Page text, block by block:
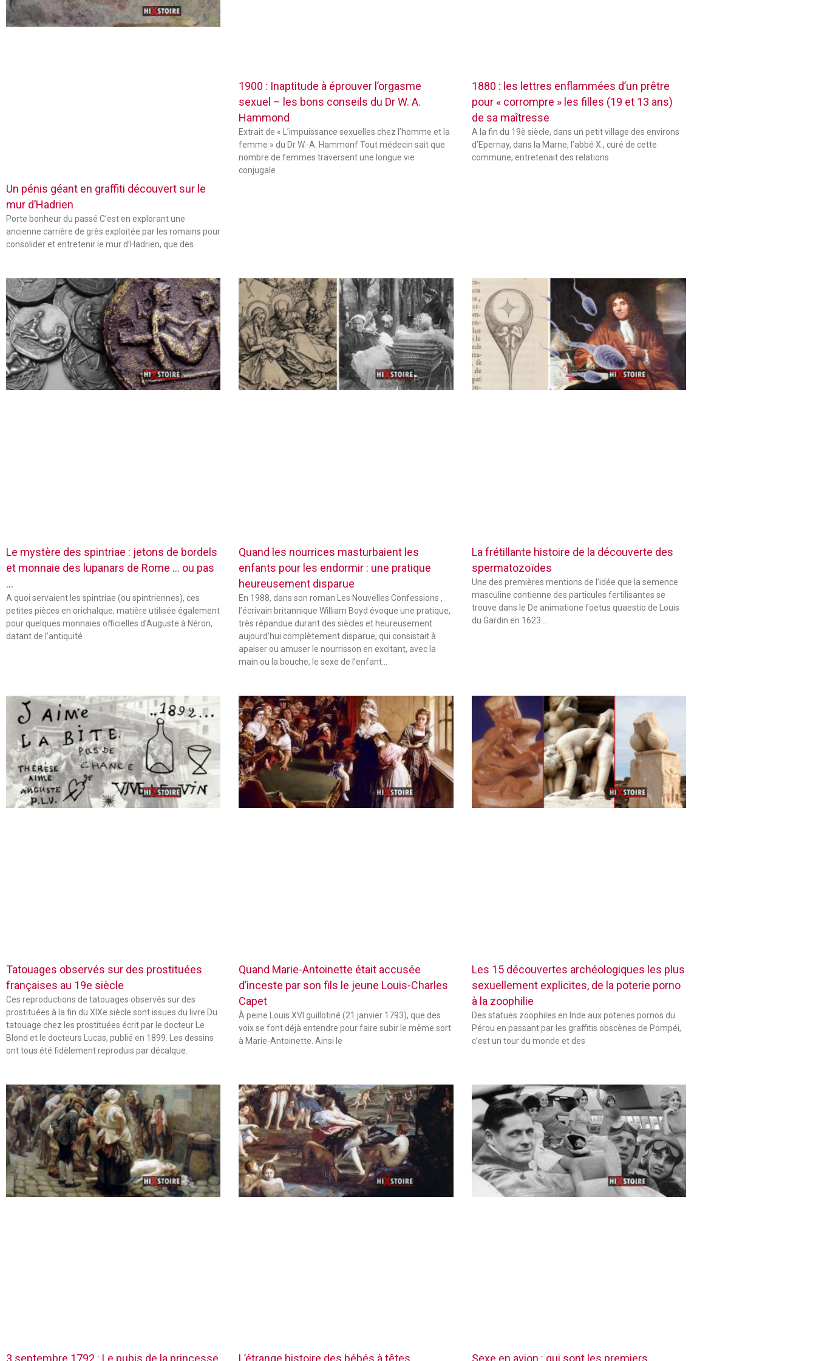
Un pénis géant en graffiti découvert sur le
mur d’Hadrien
Porte bonheur du passé C’est en explorant une
ancienne carrière de grès exploitée par les romains pour
consolider et entretenir le mur d’Hadrien, que des
1900 : Inaptitude à éprouver l’orgasme
sexuel – les bons conseils du Dr W. A.
Hammond
Extrait de « L’impuissance sexuelles chez l’homme et la
femme » du Dr W.-A. Hammonf Tout médecin sait que
nombre de femmes traversent une longue vie
conjugale
1880 : les lettres enflammées d’un prêtre
pour « corrompre » les filles (19 et 13 ans)
de sa maîtresse
A la fin du 19è siècle, dans un petit village des environs
d’Epernay, dans la Marne, l’abbé X., curé de cette
commune, entretenait des relations
Le mystère des spintriae : jetons de bordels
et monnaie des lupanars de Rome … ou pas
…
A quoi servaient les spintriae (ou spintriennes), ces
petites pièces en orichalque, matière utilisée également
pour quelques monnaies officielles d’Auguste à Néron,
datant de l’antiquité
Quand les nourrices masturbaient les
enfants pour les endormir : une pratique
heureusement disparue
En 1988, dans son roman Les Nouvelles Confessions ,
l’écrivain britannique William Boyd évoque une pratique,
très répandue durant des siècles et heureusement
aujourd’hui complètement disparue, qui consistait à
apaiser ou amuser le nourrisson en excitant, avec la
main ou la bouche, le sexe de l’enfant…
La frétillante histoire de la découverte des
spermatozoïdes
Une des premières mentions de l’idée que la semence
masculine contienne des particules fertilisantes se
trouve dans le De animatione foetus quaestio de Louis
du Gardin en 1623…
Tatouages observés sur des prostituées
françaises au 19e siècle
Ces reproductions de tatouages observés sur des
prostituées à la fin du XIXe siècle sont issues du livre Du
tatouage chez les prostituées écrit par le docteur Le
Blond et le docteurs Lucas, publié en 1899. Les dessins
ont tous été fidèlement reproduis par décalque.
Quand Marie-Antoinette était accusée
d’inceste par son fils le jeune Louis-Charles
Capet
À peine Louis XVI guillotiné (21 janvier 1793), que des
voix se font déjà entendre pour faire subir le même sort
à Marie-Antoinette. Ainsi le
Les 15 découvertes archéologiques les plus
sexuellement explicites, de la poterie porno
à la zoophilie
Des statues zoophiles en Inde aux poteries pornos du
Pérou en passant par les graffitis obscènes de Pompéi,
c’est un tour du monde et des
3 septembre 1792 : Le pubis de la princesse L’étrange histoire des bébés à têtes Sexe en avion : qui sont les premiers